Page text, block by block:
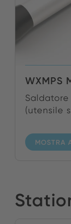
WXMPS
Saldatore
(utensile
MOSTRA